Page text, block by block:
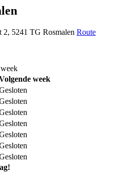
2, 5241 TG Rosmalen Route
week